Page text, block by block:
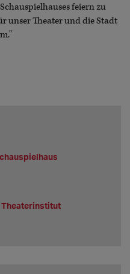
feiern zu
unser Theater und die Stadt